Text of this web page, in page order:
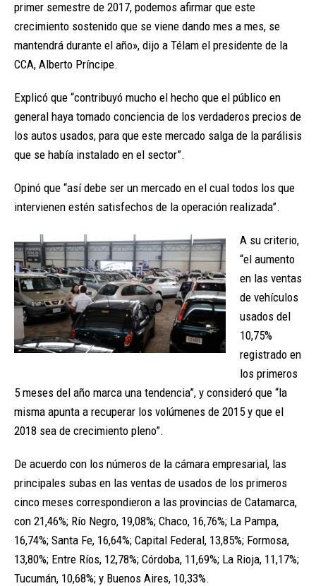
primer semestre de 2017, podemos afirmar que este
crecimiento sostenido que se viene dando mes a mes, se
mantendrá durante el año», dijo a Télam el presidente de la
CCA, Alberto Príncipe.
Explicó que “contribuyó mucho el hecho que el público en
general haya tomado conciencia de los verdaderos precios de
los autos usados, para que este mercado salga de la parálisis
que se había instalado en el sector”.
Opinó que “así debe ser un mercado en el cual todos los que
intervienen estén satisfechos de la operación realizada”.
A su criterio,
“el aumento
en las ventas
de vehículos
usados del
10,75%
registrado en
los primeros
5 meses del año marca una tendencia”, y consideró que “la
misma apunta a recuperar los volúmenes de 2015 y que el
2018 sea de crecimiento pleno”.
De acuerdo con los números de la cámara empresarial, las
principales subas en las ventas de usados de los primeros
cinco meses correspondieron a las provincias de Catamarca,
con 21,46%; Río Negro, 19,08%; Chaco, 16,76%; La Pampa,
16,74%; Santa Fe, 16,64%; Capital Federal, 13,85%; Formosa,
13,80%; Entre Ríos, 12,78%; Córdoba, 11,69%; La Rioja, 11,17%;
Tucumán, 10,68%; y Buenos Aires, 10,33%.